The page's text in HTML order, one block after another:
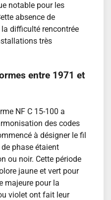
notable pour les
absence de
difficulté rencontrée
très
entre 1971 et
NF C 15-100 a
des codes
à désigner le fil
phase étaient
ou noir. Cette période
jaune et vert pour
majeure pour la
violet ont fait leur